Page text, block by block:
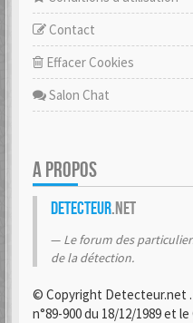
Contact
Effacer Cookies
Salon Chat
A PROPOS
Detecteur.net
Le forum des
de la détection.
© Copyright Detecteur.net
n°89-900 du 18/12/1989 et